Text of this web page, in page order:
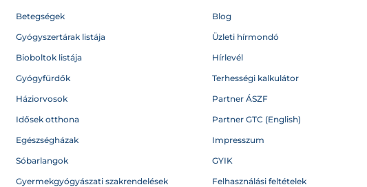
Betegségek
Gyógyszertárak listája
Bioboltok listája
Gyógyfürdők
Háziorvosok
Idősek otthona
Egészségházak
Sóbarlangok
Gyermekgyógyászati szakrendelések
Blog
Üzleti hírmondó
Hírlevél
Terhességi kalkulátor
Partner ÁSZF
Partner GTC (English)
Impresszum
GYIK
Felhasználási feltételek